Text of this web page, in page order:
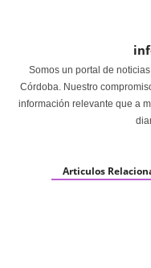
Somos un portal de
Córdoba. Nuestro
información relevante que a
Articulos